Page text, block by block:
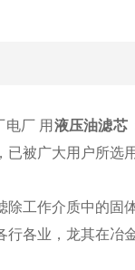
厂 用 液压油滤芯
被广大用户所选用
工作介质中的固
各业，龙其在冶